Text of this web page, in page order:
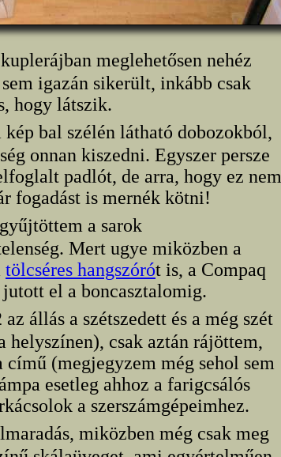
meglehetősen nehéz
igazán sikerült, inkább csak
hogy látszik.
bal szélén látható dobozokból,
onnan kiszedni. Egyszer persze
padlót, de arra, hogy ez nem
fogadást is mernék kötni!
a sarok
Mert ugye miközben a
tölcséres hangszórót is, a Compaq
el a boncasztalomig.
állás a szétszedett és a még szét
helyszínen), csak aztán rájöttem,
(megjegyzem még sehol sem
esetleg ahhoz a farigcsálós
a szerszámgépeimhez.
miközben még csak meg